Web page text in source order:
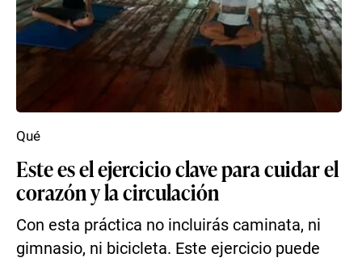
Este es el ejercicio clave para cuidar el
corazón y la circulación
Con esta práctica no incluirás caminata, ni
gimnasio, ni bicicleta. Este ejercicio puede
Qué